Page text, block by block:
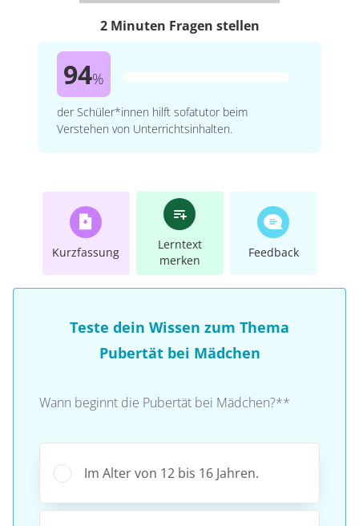
2 Minuten Fragen stellen
94%
der Schüler*innen hilft sofatutor beim
Verstehen von Unterrichtsinhalten.
Kurzfassung
Lerntext
merken
Feedback
Teste dein Wissen zum Thema
Pubertät bei Mädchen
Wann beginnt die Pubertät bei Mädchen?**
Im Alter von 12 bis 16 Jahren.